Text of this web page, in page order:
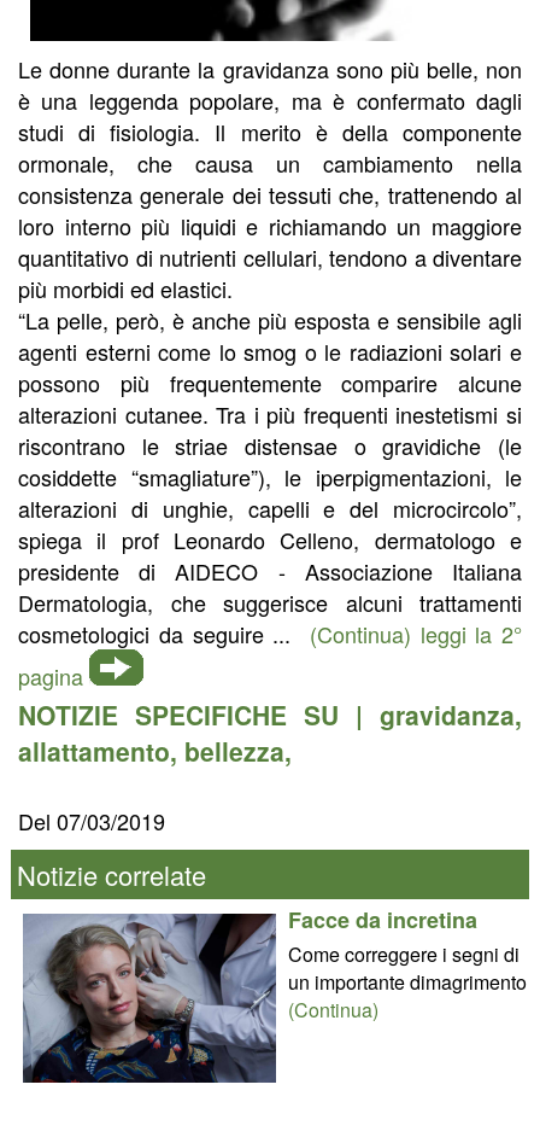
Le donne durante la gravidanza sono più belle, non
è una leggenda popolare, ma è confermato dagli
studi di fisiologia. Il merito è della componente
ormonale, che causa un cambiamento nella
consistenza generale dei tessuti che, trattenendo al
loro interno più liquidi e richiamando un maggiore
quantitativo di nutrienti cellulari, tendono a diventare
più morbidi ed elastici.
“La pelle, però, è anche più esposta e sensibile agli
agenti esterni come lo smog o le radiazioni solari e
possono più frequentemente comparire alcune
alterazioni cutanee. Tra i più frequenti inestetismi si
riscontrano le striae distensae o gravidiche (le
cosiddette “smagliature”), le iperpigmentazioni, le
alterazioni di unghie, capelli e del microcircolo”,
spiega il prof Leonardo Celleno, dermatologo e
presidente di AIDECO - Associazione Italiana
Dermatologia, che suggerisce alcuni trattamenti
cosmetologici da seguire ... (Continua) leggi la 2°
pagina
NOTIZIE SPECIFICHE SU | gravidanza,
allattamento, bellezza,
Del 07/03/2019
Notizie correlate
Facce da incretina
Come correggere i segni di
un importante dimagrimento
(Continua)